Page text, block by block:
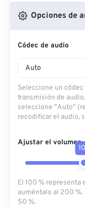
Opciones de
Códec de audio
Auto
Seleccione un
transmisión de
seleccione "Auto"
recodificar el audio,
Ajustar el volumen
El 100 % representa
auméntalo al 200
50 %.